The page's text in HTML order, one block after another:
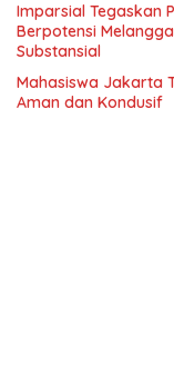
Imparsial Tegaskan
Berpotensi
Substansial
Mahasiswa Jakarta
Aman dan Kondusif